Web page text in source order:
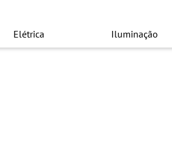
Elétrica Iluminação